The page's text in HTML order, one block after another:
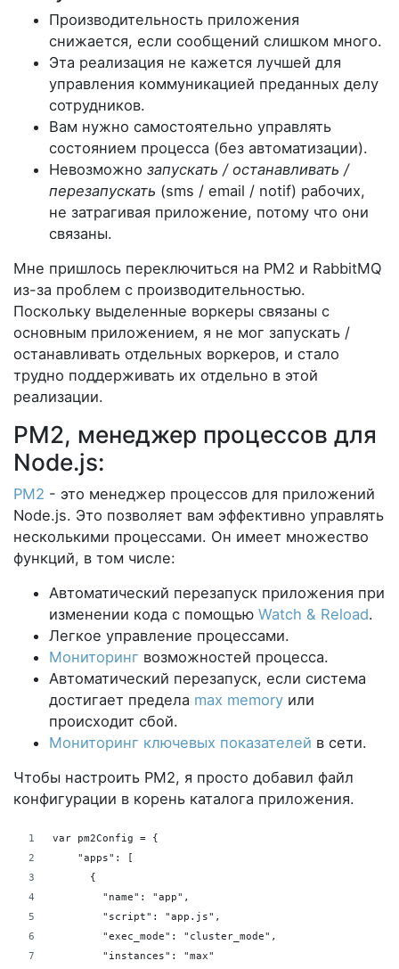
Производительность приложения
снижается, если сообщений слишком много.
Эта реализация не кажется лучшей для
управления коммуникацией преданных делу
сотрудников.
Вам нужно самостоятельно управлять
состоянием процесса (без автоматизации).
Невозможно запускать / останавливать /
перезапускать (sms / email / notif) рабочих,
не затрагивая приложение, потому что они
связаны.
Мне пришлось переключиться на PM2 и RabbitMQ
из-за проблем с производительностью.
Поскольку выделенные воркеры связаны с
основным приложением, я не мог запускать /
останавливать отдельных воркеров, и стало
трудно поддерживать их отдельно в этой
реализации.
PM2, менеджер процессов для
Node.js:
PM2 - это менеджер процессов для приложений
Node.js. Это позволяет вам эффективно управлять
несколькими процессами. Он имеет множество
функций, в том числе:
Автоматический перезапуск приложения при
изменении кода с помощью Watch & Reload.
Легкое управление процессами.
Мониторинг возможностей процесса.
Автоматический перезапуск, если система
достигает предела max memory или
происходит сбой.
Мониторинг ключевых показателей в сети.
Чтобы настроить PM2, я просто добавил файл
конфигурации в корень каталога приложения.
var pm2Config = {
    "apps": [
      {
        "name": "app",
        "script": "app.js",
        "exec_mode": "cluster_mode",
        "instances": "max"